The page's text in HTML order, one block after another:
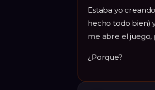
Estaba yo
hecho todo bien)
me abre el juego,
¿Porque?